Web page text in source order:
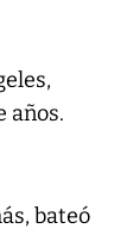
años.
bateó